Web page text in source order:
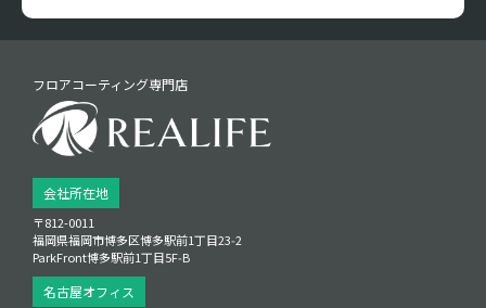
フロアコーティング専門店
会社所在地
〒812-0011
福岡県福岡市博多区博多駅前1丁目23‑2
ParkFront博多駅前1丁目5F‑B
名古屋オフィス